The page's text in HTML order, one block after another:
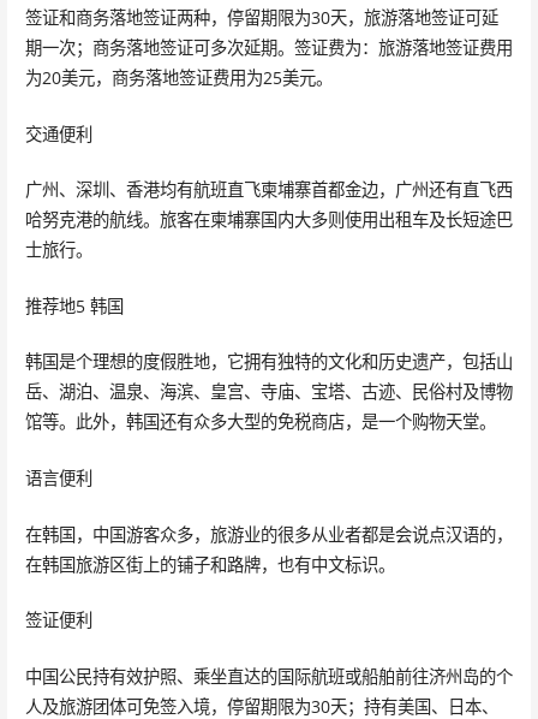
签证和商务落地签证两种，停留期限为30天，旅游落地签证可延
期一次；商务落地签证可多次延期。签证费为：旅游落地签证费用
为20美元，商务落地签证费用为25美元。
交通便利
广州、深圳、香港均有航班直飞柬埔寨首都金边，广州还有直飞西
哈努克港的航线。旅客在柬埔寨国内大多则使用出租车及长短途巴
士旅行。
推荐地5 韩国
韩国是个理想的度假胜地，它拥有独特的文化和历史遗产，包括山
岳、湖泊、温泉、海滨、皇宫、寺庙、宝塔、古迹、民俗村及博物
馆等。此外，韩国还有众多大型的免税商店，是一个购物天堂。
语言便利
在韩国，中国游客众多，旅游业的很多从业者都是会说点汉语的，
在韩国旅游区街上的铺子和路牌，也有中文标识。
签证便利
中国公民持有效护照、乘坐直达的国际航班或船舶前往济州岛的个
人及旅游团体可免签入境，停留期限为30天；持有美国、日本、